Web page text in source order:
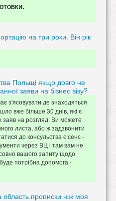
на три роки. Він рік
Польщі якщо довго не
заяви на бізнес візу?
з'ясовувати де знаходяться
вже більше 30 днів, які є
заяв на розгляд. Ви можете
листа, або ж задзвонити
до консульства є сенс -
через ВЦ і там вам не
вашого запиту щодо
потрібна допомога -
прописки ніж моя